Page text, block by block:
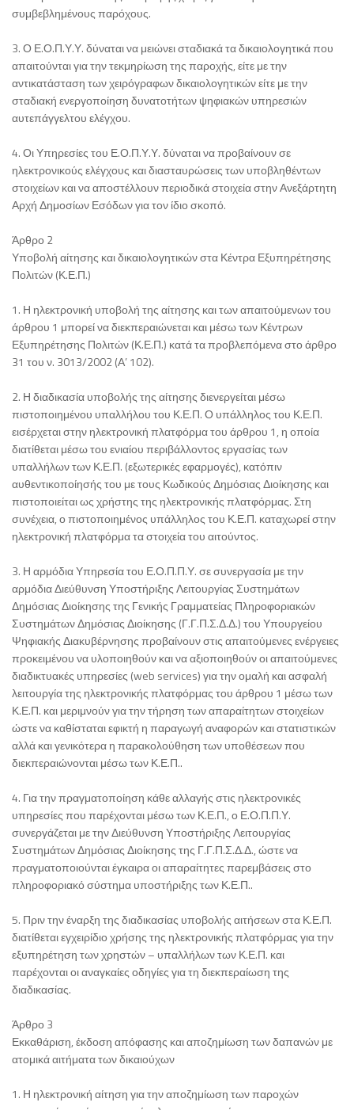
συμβεβλημένους παρόχους.
3. Ο Ε.Ο.Π.Υ.Υ. δύναται να μειώνει σταδιακά τα δικαιολογητικά που
απαιτούνται για την τεκμηρίωση της παροχής, είτε με την
αντικατάσταση των χειρόγραφων δικαιολογητικών είτε με την
σταδιακή ενεργοποίηση δυνατοτήτων ψηφιακών υπηρεσιών
αυτεπάγγελτου ελέγχου.
4. Οι Υπηρεσίες του Ε.Ο.Π.Υ.Υ. δύναται να προβαίνουν σε
ηλεκτρονικούς ελέγχους και διασταυρώσεις των υποβληθέντων
στοιχείων και να αποστέλλουν περιοδικά στοιχεία στην Ανεξάρτητη
Αρχή Δημοσίων Εσόδων για τον ίδιο σκοπό.
Άρθρο 2
Υποβολή αίτησης και δικαιολογητικών στα Κέντρα Εξυπηρέτησης
Πολιτών (Κ.Ε.Π.)
1. Η ηλεκτρονική υποβολή της αίτησης και των απαιτούμενων του
άρθρου 1 μπορεί να διεκπεραιώνεται και μέσω των Κέντρων
Εξυπηρέτησης Πολιτών (Κ.Ε.Π.) κατά τα προβλεπόμενα στο άρθρο
31 του ν. 3013/2002 (Α’ 102).
2. Η διαδικασία υποβολής της αίτησης διενεργείται μέσω
πιστοποιημένου υπαλλήλου του Κ.Ε.Π. Ο υπάλληλος του Κ.Ε.Π.
εισέρχεται στην ηλεκτρονική πλατφόρμα του άρθρου 1, η οποία
διατίθεται μέσω του ενιαίου περιβάλλοντος εργασίας των
υπαλλήλων των Κ.Ε.Π. (εξωτερικές εφαρμογές), κατόπιν
αυθεντικοποίησής του με τους Κωδικούς Δημόσιας Διοίκησης και
πιστοποιείται ως χρήστης της ηλεκτρονικής πλατφόρμας. Στη
συνέχεια, ο πιστοποιημένος υπάλληλος του Κ.Ε.Π. καταχωρεί στην
ηλεκτρονική πλατφόρμα τα στοιχεία του αιτούντος.
3. Η αρμόδια Υπηρεσία του Ε.Ο.Π.Π.Υ. σε συνεργασία με την
αρμόδια Διεύθυνση Υποστήριξης Λειτουργίας Συστημάτων
Δημόσιας Διοίκησης της Γενικής Γραμματείας Πληροφοριακών
Συστημάτων Δημόσιας Διοίκησης (Γ.Γ.Π.Σ.Δ.Δ.) του Υπουργείου
Ψηφιακής Διακυβέρνησης προβαίνουν στις απαιτούμενες ενέργειες
προκειμένου να υλοποιηθούν και να αξιοποιηθούν οι απαιτούμενες
διαδικτυακές υπηρεσίες (web services) για την ομαλή και ασφαλή
λειτουργία της ηλεκτρονικής πλατφόρμας του άρθρου 1 μέσω των
Κ.Ε.Π. και μεριμνούν για την τήρηση των απαραίτητων στοιχείων
ώστε να καθίσταται εφικτή η παραγωγή αναφορών και στατιστικών
αλλά και γενικότερα η παρακολούθηση των υποθέσεων που
διεκπεραιώνονται μέσω των Κ.Ε.Π..
4. Για την πραγματοποίηση κάθε αλλαγής στις ηλεκτρονικές
υπηρεσίες που παρέχονται μέσω των Κ.Ε.Π., ο Ε.Ο.Π.Π.Υ.
συνεργάζεται με την Διεύθυνση Υποστήριξης Λειτουργίας
Συστημάτων Δημόσιας Διοίκησης της Γ.Γ.Π.Σ.Δ.Δ., ώστε να
πραγματοποιούνται έγκαιρα οι απαραίτητες παρεμβάσεις στο
πληροφοριακό σύστημα υποστήριξης των Κ.Ε.Π..
5. Πριν την έναρξη της διαδικασίας υποβολής αιτήσεων στα Κ.Ε.Π.
διατίθεται εγχειρίδιο χρήσης της ηλεκτρονικής πλατφόρμας για την
εξυπηρέτηση των χρηστών – υπαλλήλων των Κ.Ε.Π. και
παρέχονται οι αναγκαίες οδηγίες για τη διεκπεραίωση της
διαδικασίας.
Άρθρο 3
Εκκαθάριση, έκδοση απόφασης και αποζημίωση των δαπανών με
ατομικά αιτήματα των δικαιούχων
1. Η ηλεκτρονική αίτηση για την αποζημίωση των παροχών